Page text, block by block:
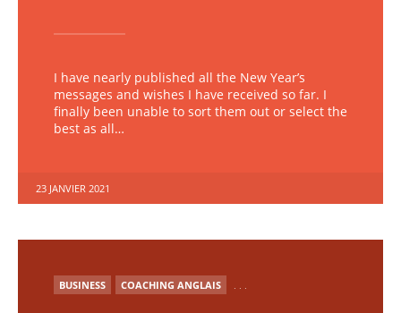
I have nearly published all the New Year’s
messages and wishes I have received so far. I
finally been unable to sort them out or select the
best as all…
23 JANVIER 2021
PUBLIÉ
BUSINESS COACHING ANGLAIS